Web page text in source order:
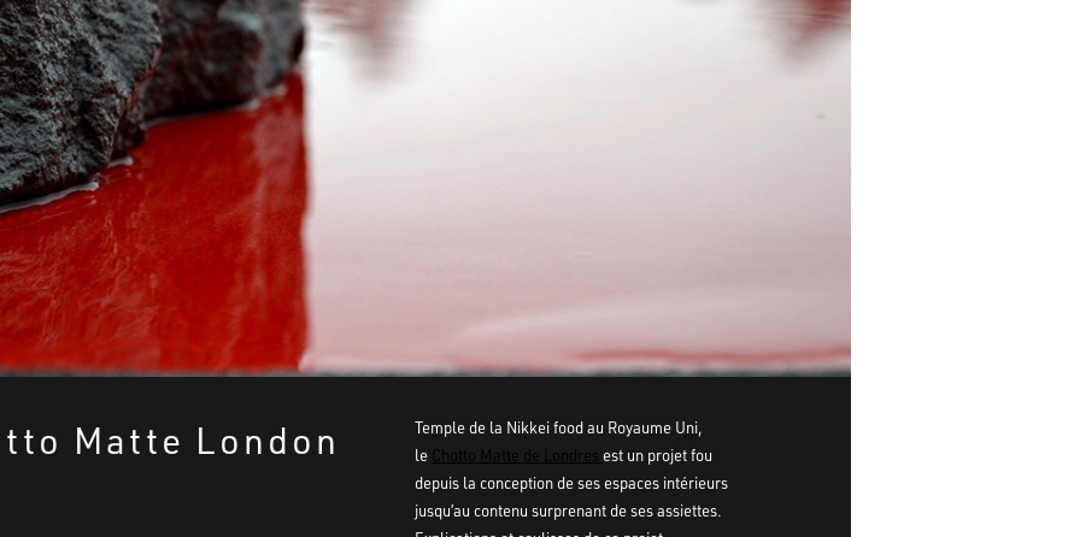
Matte London
Temple de la Nikkei food au Royaume Uni,
le Chotto Matte de Londres est un projet fou
depuis la conception de ses espaces intérieurs
jusqu’au contenu surprenant de ses assiettes.